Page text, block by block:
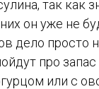
так как
он уже не
дело просто
про
или с